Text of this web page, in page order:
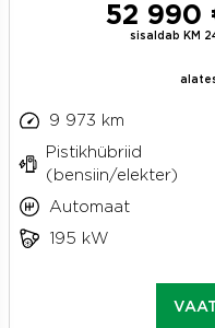
52 990
sisaldab KM
9 973 km
Pistikhübriid
(bensiin/elekter)
Automaat
195 kW